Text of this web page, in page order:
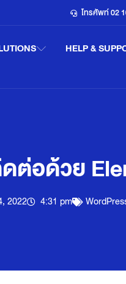
โทรศัพท์ 02
HELP &
ต่อด้วย
2022 4:31 pm